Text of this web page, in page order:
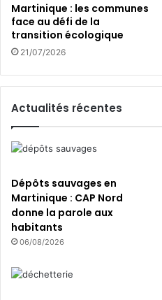
e
n
s
s
p
o
l
i
r
e
!
Martinique : les communes
face au défi de la
transition écologique
21/07/2026
Actualités récentes
Dépôts sauvages en
Martinique : CAP Nord
donne la parole aux
habitants
06/08/2026